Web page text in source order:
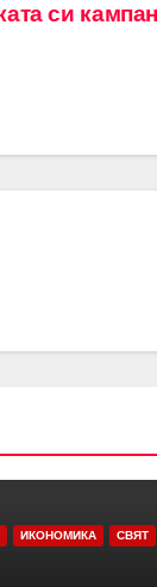
си
ИКОНОМИКА СВЯТ